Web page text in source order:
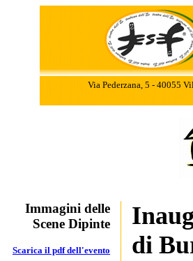
Via Pederzana, 5 - 40055
Immagini delle
Scene Dipinte
Scarica il pdf dell'evento
di